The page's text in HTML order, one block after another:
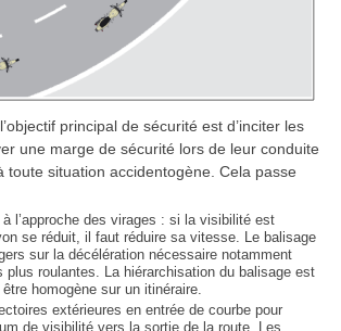
principal de sécurité est d’inciter les
une marge de sécurité lors de leur conduite
toute situation accidentogène. Cela passe
l’approche des virages : si la visibilité est
se réduit, il faut réduire sa vitesse. Le balisage
sur la décélération nécessaire notamment
plus roulantes. La hiérarchisation du balisage est
homogène sur un itinéraire.
extérieures en entrée de courbe pour
de visibilité vers la sortie de la route. Les